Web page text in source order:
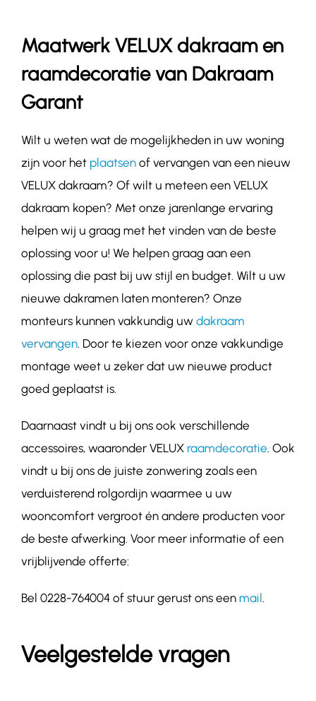
Maatwerk VELUX dakraam en
raamdecoratie van Dakraam
Garant
Wilt u weten wat de mogelijkheden in uw woning
zijn voor het plaatsenof vervangen van een nieuw
VELUX dakraam? Of wilt u meteen een VELUX
dakraam kopen? Met onze jarenlange ervaring
helpen wij u graag met het vinden van de beste
oplossing voor u! We helpen graag aan een
oplossing die past bij uw stijl en budget. Wilt u uw
nieuwe dakramen laten monteren? Onze
monteurs kunnen vakkundig uwdakraam
vervangen. Door te kiezen voor onze vakkundige
montage weet u zeker dat uw nieuwe product
goed geplaatst is.
Daarnaast vindt u bij ons ook verschillende
accessoires, waaronder VELUXraamdecoratie . Ook
vindt u bij ons de juiste zonwering zoals een
verduisterend rolgordijn waarmee u uw
wooncomfort vergroot én andere producten voor
de beste afwerking. Voor meer informatie of een
vrijblijvende offerte:
Bel 0228-764004 of stuur gerust ons eenmail
Veelgestelde vragen